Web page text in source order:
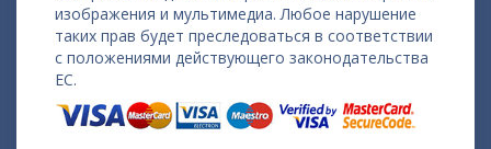
изображения и мультимедиа. Любое нарушение
таких прав будет преследоваться в соответствии
с положениями действующего законодательства
ЕС.